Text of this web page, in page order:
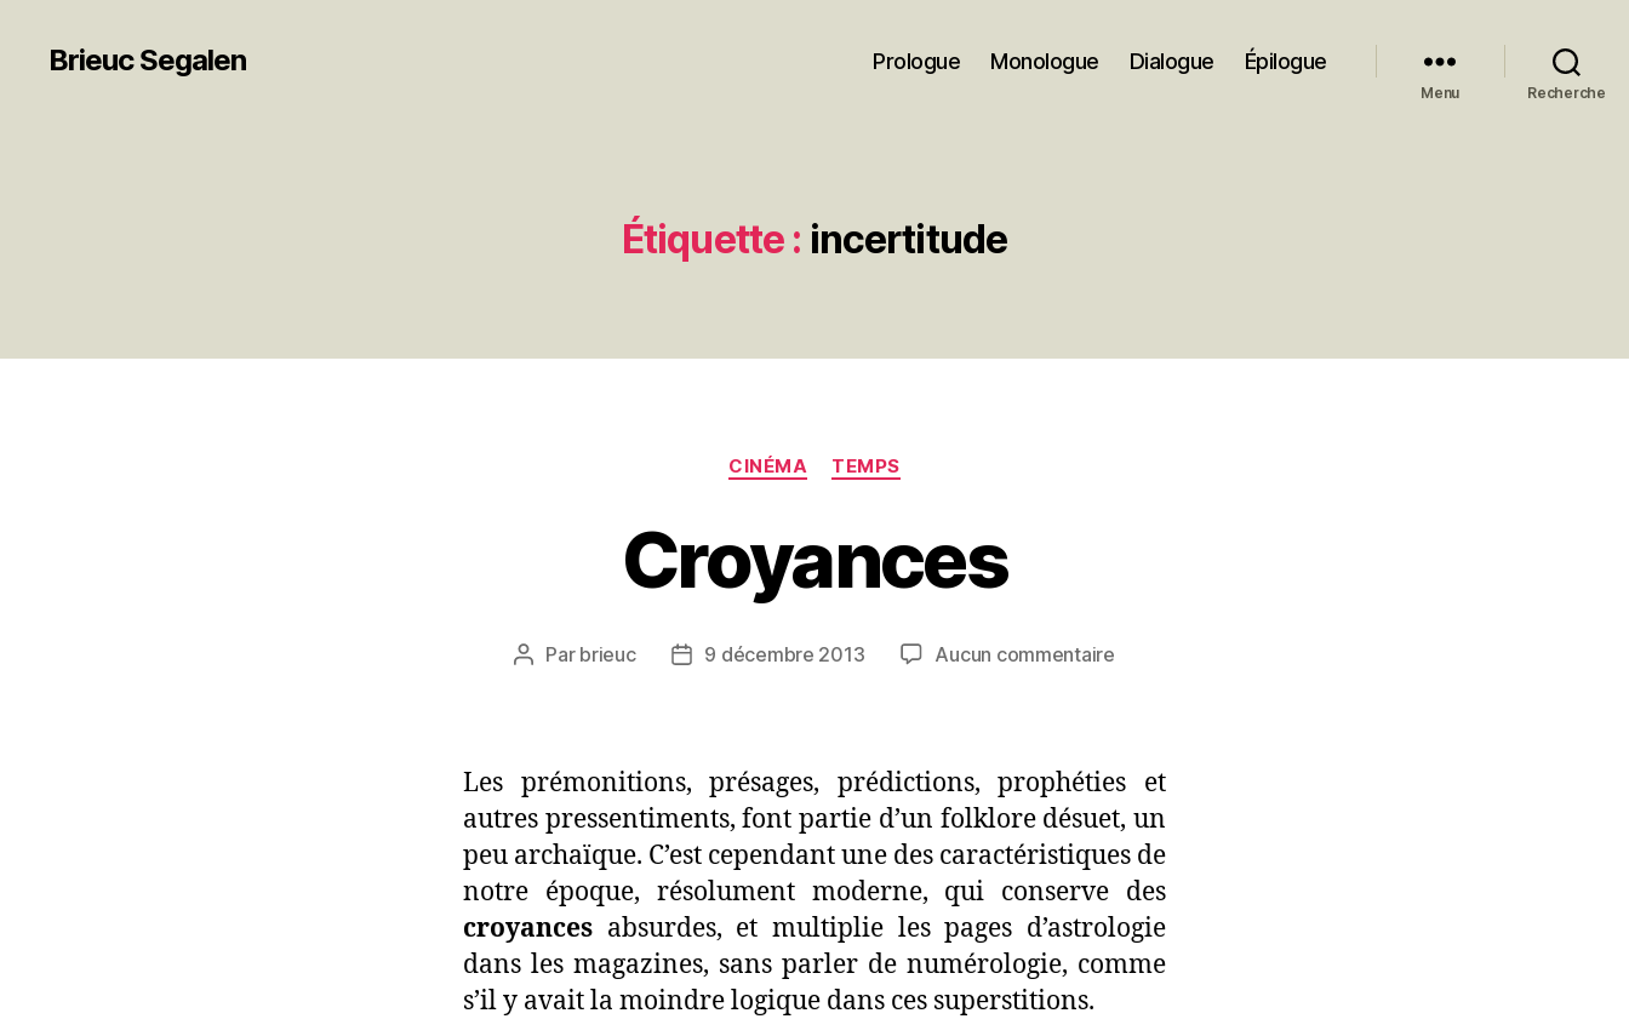
Brieuc Segalen Prologue Monologue Dialogue Épilogue
Menu Recherche
Étiquette : incertitude
Catégories
CINÉMA TEMPS
Croyances
Auteur
Par brieuc
Date9 décembre 2013 Aucun commentairesur
Les prémonitions, présages, prédictions, prophéties et
autres pressentiments, font partie d’un folklore désuet, un
peu archaïque. C’est cependant une des caractéristiques de
notre époque, résolument moderne, qui conserve des
croyances absurdes, et multiplie les pages d’astrologie
dans les magazines, sans parler de numérologie, comme
s’il y avait la moindre logique dans ces superstitions.